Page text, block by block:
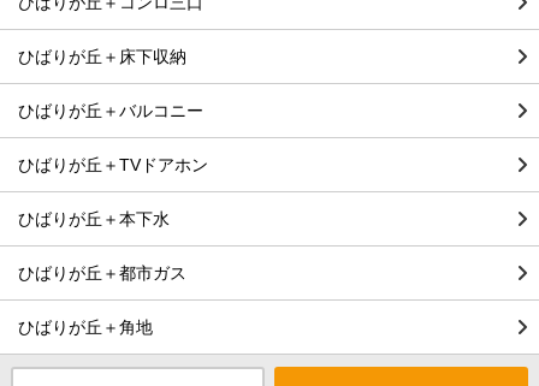
ひばりが丘＋床下収納
ひばりが丘＋バルコニー
ひばりが丘＋TVドアホン
ひばりが丘＋本下水
ひばりが丘＋都市ガス
ひばりが丘＋角地